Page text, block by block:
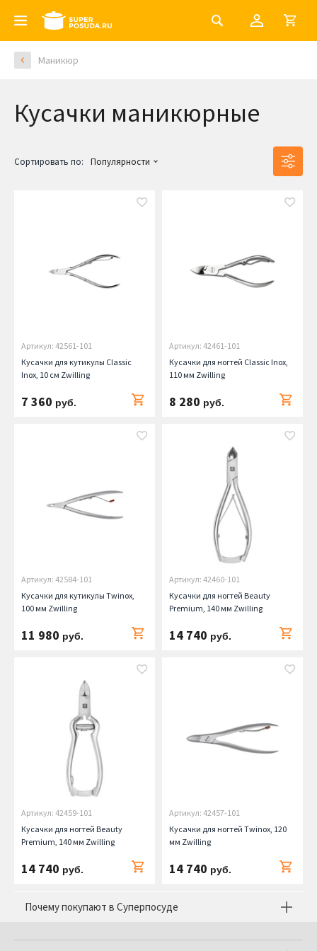
Маникюр
Кусачки маникюрные
Сортировать по: Популярности
Артикул: 42561-101
Кусачки для кутикулы Classic
Inox, 10 см Zwilling
7 360 руб.
Артикул: 42461-101
Кусачки для ногтей Classic Inox,
110 мм Zwilling
8 280 руб.
Артикул: 42584-101
Кусачки для кутикулы Twinox,
100 мм Zwilling
11 980 руб.
Артикул: 42460-101
Кусачки для ногтей Beauty
Premium, 140 мм Zwilling
14 740 руб.
Артикул: 42459-101
Кусачки для ногтей Beauty
Premium, 140 мм Zwilling
14 740 руб.
Артикул: 42457-101
Кусачки для ногтей Twinox, 120
мм Zwilling
14 740 руб.
Почему покупают в Суперпосуде